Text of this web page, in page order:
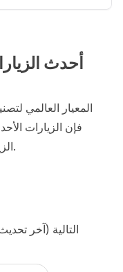
أحدث
cursor هو: 23.18M الزيارات (يونيو 2026).